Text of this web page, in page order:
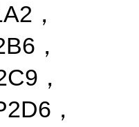
，
，
，
，